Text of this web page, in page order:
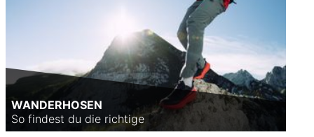
WANDERHOSEN
So findest du die richtige